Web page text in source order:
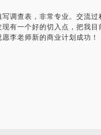
调查表，非常专业。交流过
有一个好的切入点，把我目
李老师新的商业计划成功！